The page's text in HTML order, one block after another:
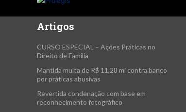
Artigos
CURSO ESPECIAL – Ações Práticas no
Direito de Familia
Mantida multa de R$ 11,28 mi contra banco
por práticas abusivas
Revertida condenação com base em
reconhecimento fotográfico